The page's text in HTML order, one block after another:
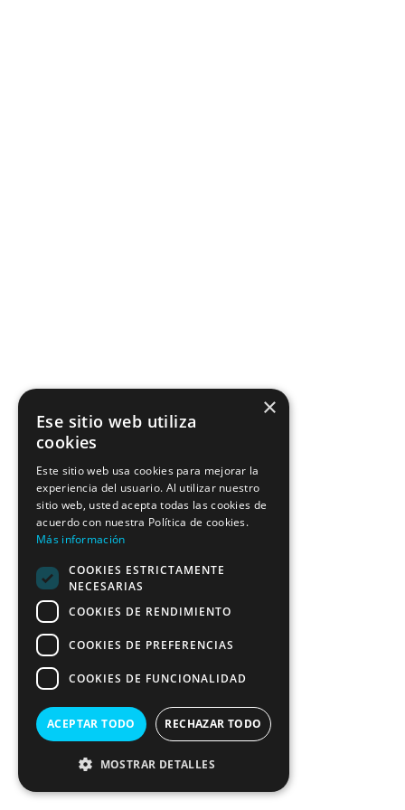
×
Ese sitio web utiliza
cookies
Este sitio web usa cookies para mejorar la
experiencia del usuario. Al utilizar nuestro
sitio web, usted acepta todas las cookies de
acuerdo con nuestra Política de cookies.
Más información
COOKIES ESTRICTAMENTE
NECESARIAS
COOKIES DE RENDIMIENTO
COOKIES DE PREFERENCIAS
COOKIES DE FUNCIONALIDAD
ACEPTAR TODO RECHAZAR TODO
MOSTRAR DETALLES